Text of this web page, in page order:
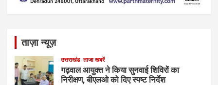
ताज़ा न्यूज़
उत्तराखंड ताजा खबरें
गढ़वाल आयुक्त ने किया सुनवाई शिविरों का
निरीक्षण, बीएलओ को दिए स्पष्ट निर्देश